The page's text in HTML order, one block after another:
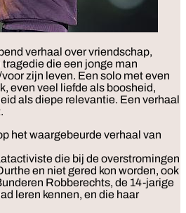
verhaal over vriendschap,
die een jonge man
zijn leven. Een solo met even
even veel liefde als boosheid,
als diepe relevantie. Een verhaal
het waargebeurde verhaal van
die bij de overstromingen
en niet gered kon worden, ook
Robberechts, de 14-jarige
leren kennen, en die haar